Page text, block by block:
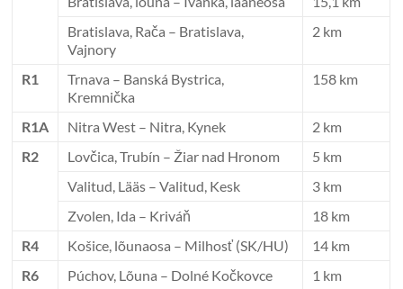
Bratislava, Rača – Bratislava,
Vajnory
2 km
R1
Trnava – Banská Bystrica,
Kremnička
158 km
R1A Nitra West – Nitra, Kynek
2 km
R2
Lovčica, Trubín – Žiar nad Hronom
5 km
Valitud, Lääs – Valitud, Kesk
3 km
Zvolen, Ida – Kriváň
18 km
R4
Košice, lõunaosa – Milhosť (SK/HU)
14 km
R6
Púchov, Lõuna – Dolné Kočkovce 1 km